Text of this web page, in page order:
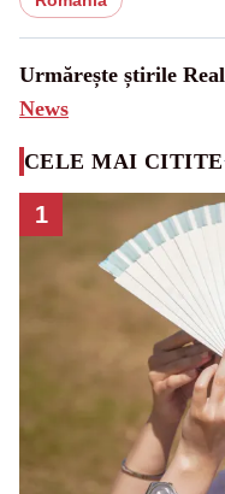
Urmărește știrile
News
CELE MAI CITITE
1